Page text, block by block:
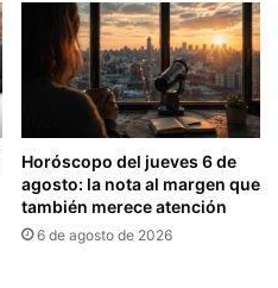
Horóscopo del jueves 6 de
agosto: la nota al margen que
también merece atención
6 de agosto de 2026